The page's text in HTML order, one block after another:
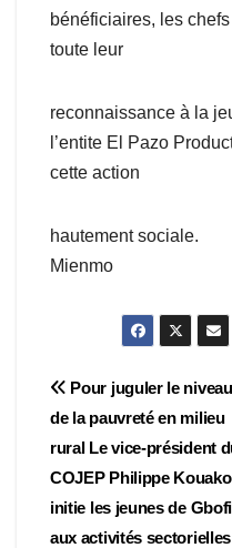
bénéficiaires, les
toute leur
reconnaissance à la
l’entite El Pazo
cette action
hautement sociale.
Mienmo
Navigation
de
l’article
Pour juguler le niveau
de la pauvreté en milieu
rural Le vice-président
COJEP Philippe
initie les jeunes de
aux activités